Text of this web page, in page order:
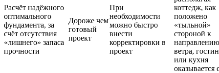
Расчёт надёжного
оптимального
фундамента, за
счёт отсутствия
«лишнего» запаса
прочности
Дороже чем
готовый
проект
При
необходимости
можно быстро
внести
корректировки в
проект
коттедж, как
положено
«тыльной»
стороной к
направлению
ветра,
или кухня
оказывается